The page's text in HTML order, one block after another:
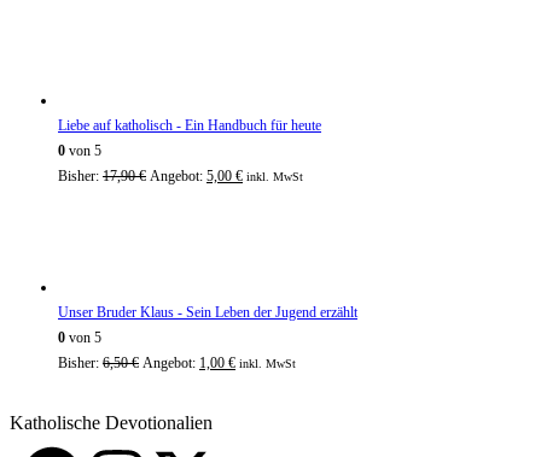
Liebe auf katholisch - Ein Handbuch für heute
0 von 5
Bisher: 17,90€ Angebot: 5,00 € inkl. MwSt
Unser Bruder Klaus - Sein Leben der Jugend erzählt
0 von 5
Bisher: 6,50€ Angebot: 1,00 € inkl. MwSt
Katholische Devotionalien